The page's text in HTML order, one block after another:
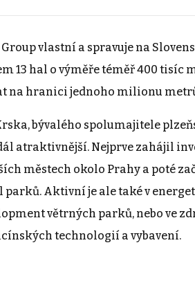
vlastní a spravuje na
13 hal o výměře téměř 400 tisíc
na hranici jednoho milionu
bývalého spolumajitele
atraktivnější. Nejprve zahájil
městech okolo Prahy a poté
parků. Aktivní je ale také v
větrných parků, nebo ve
technologií a vybavení.